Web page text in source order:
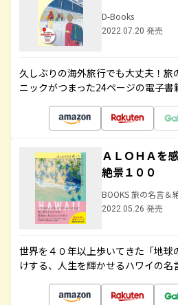
D-Books
2022.07.20 発売
久しぶりの海外旅行でも大丈夫！旅
ニックがつまった24ページの電子書
ＡＬＯＨＡを
絶景１００
BOOKS 旅の名言＆
2022.05.26 発売
世界を４０年以上歩いてきた「地球
けする、人生を輝かせるハワイの名